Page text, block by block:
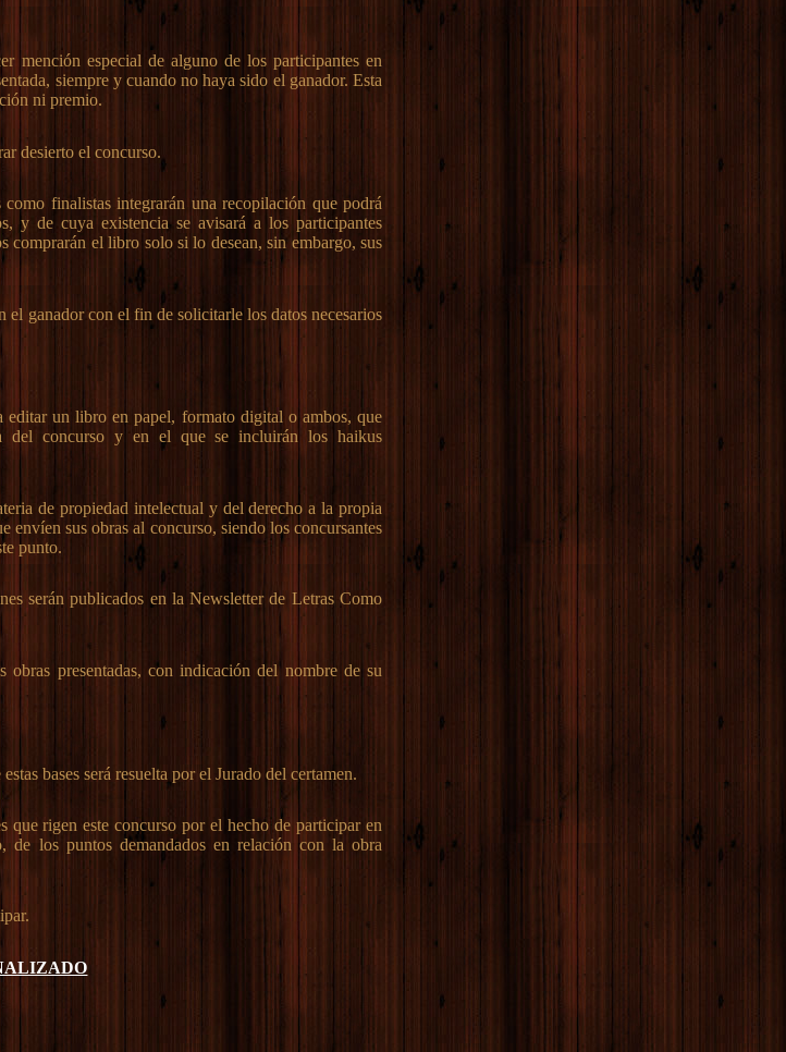
mención especial de alguno de los participantes en
siempre y cuando no haya sido el ganador. Esta
ni premio.
desierto el concurso.
finalistas integrarán una recopilación que podrá
y de cuya existencia se avisará a los participantes
comprarán el libro solo si lo desean, sin embargo, sus
el ganador con el fin de solicitarle los datos necesarios
editar un libro en papel, formato digital o ambos, que
del concurso y en el que se incluirán los haikus
de propiedad intelectual y del derecho a la propia
envíen sus obras al concurso, siendo los concursantes
punto.
serán publicados en la Newsletter de Letras Como
obras presentadas, con indicación del nombre de su
bases será resuelta por el Jurado del certamen.
que rigen este concurso por el hecho de participar en
de los puntos demandados en relación con la obra